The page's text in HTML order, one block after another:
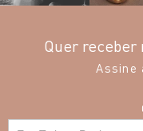
Quer receber
Assine